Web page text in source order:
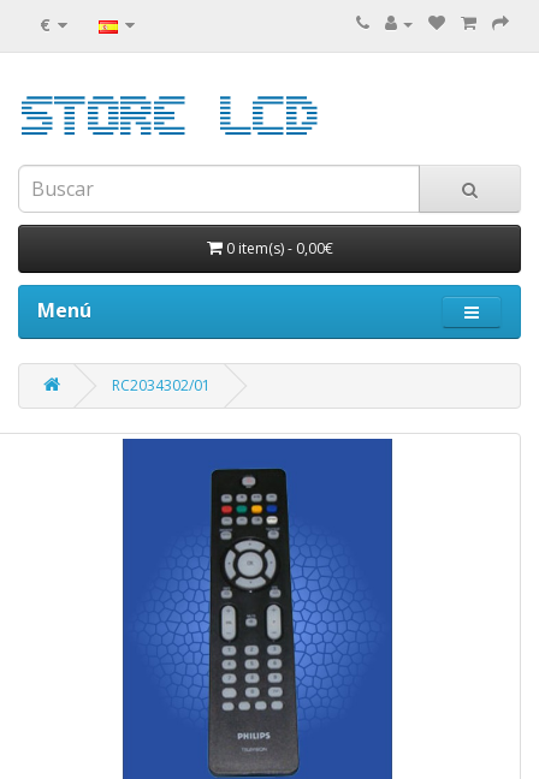
€
0 item(s)- 0,00€
Menú
RC2034302/01